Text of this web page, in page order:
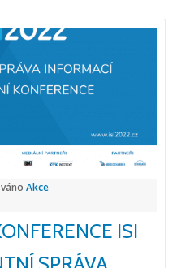
Akce
ISI
SPRÁVA